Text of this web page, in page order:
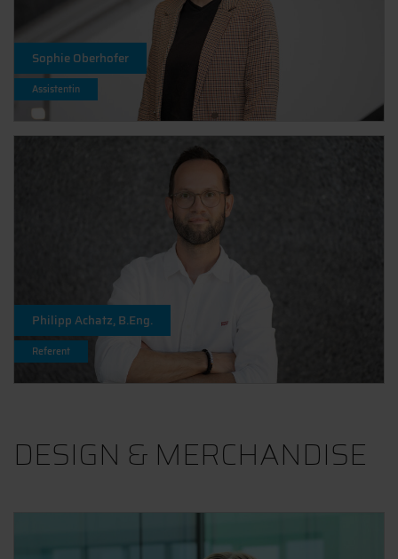
Sophie Oberhofer
Assistentin
Philipp Achatz, B.Eng.
Referent
DESIGN & MERCHANDISE